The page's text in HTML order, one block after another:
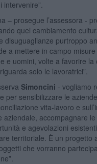
– prosegue l’assessora -
quel cambiamento
disuguaglianze purtroppo
a mettere in campo misure
e uomini, volte a favorire la
solo le lavoratrici”.
Simoncini - vogliamo
per sensibilizzare le
vita-lavoro e
aziendale, accompagnare
e agevolazioni
territoriale. È un progetto
che vorranno